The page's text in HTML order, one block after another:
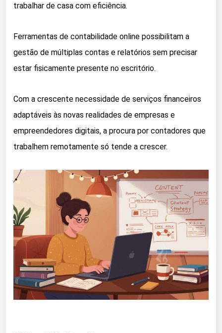
trabalhar de casa com eficiência.
Ferramentas de contabilidade online possibilitam a
gestão de múltiplas contas e relatórios sem precisar
estar fisicamente presente no escritório.
Com a crescente necessidade de serviços financeiros
adaptáveis às novas realidades de empresas e
empreendedores digitais, a procura por contadores que
trabalhem remotamente só tende a crescer.